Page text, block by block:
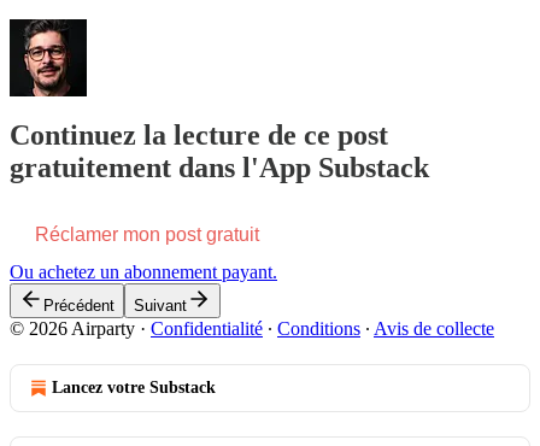
Continuez la lecture de ce post
gratuitement dans l'App Substack
Réclamer mon post gratuit
Ou achetez un abonnement payant.
Précédent Suivant
© 2026 Airparty · Confidentialité ∙ Conditions ∙ Avis de collecte
Lancez votre Substack